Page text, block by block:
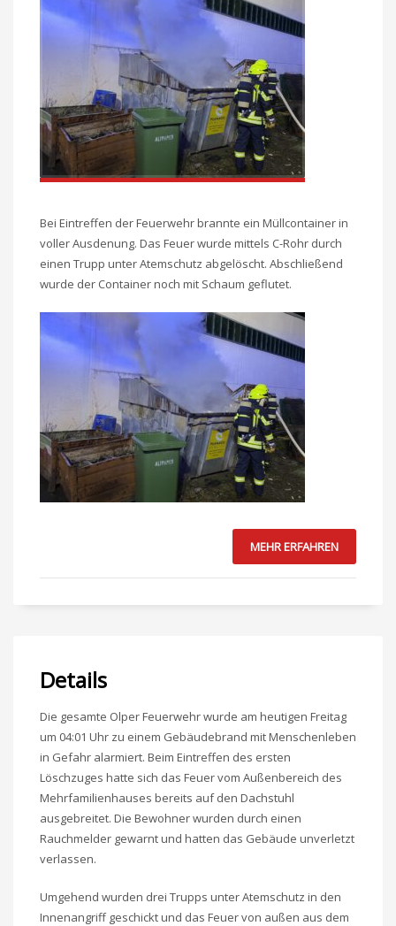
Bei Eintreffen der Feuerwehr brannte ein Müllcontainer in
voller Ausdenung. Das Feuer wurde mittels C-Rohr durch
einen Trupp unter Atemschutz abgelöscht. Abschließend
wurde der Container noch mit Schaum geflutet.
MEHR ERFAHREN
Details
Die gesamte Olper Feuerwehr wurde am heutigen Freitag
um 04:01 Uhr zu einem Gebäudebrand mit Menschenleben
in Gefahr alarmiert. Beim Eintreffen des ersten
Löschzuges hatte sich das Feuer vom Außenbereich des
Mehrfamilienhauses bereits auf den Dachstuhl
ausgebreitet. Die Bewohner wurden durch einen
Rauchmelder gewarnt und hatten das Gebäude unverletzt
verlassen.
Umgehend wurden drei Trupps unter Atemschutz in den
Innenangriff geschickt und das Feuer von außen aus dem